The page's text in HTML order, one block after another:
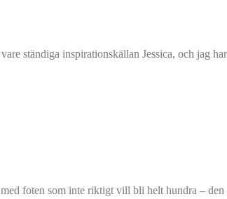
ständiga inspirationskällan Jessica, och jag
foten som inte riktigt vill bli helt hundra –